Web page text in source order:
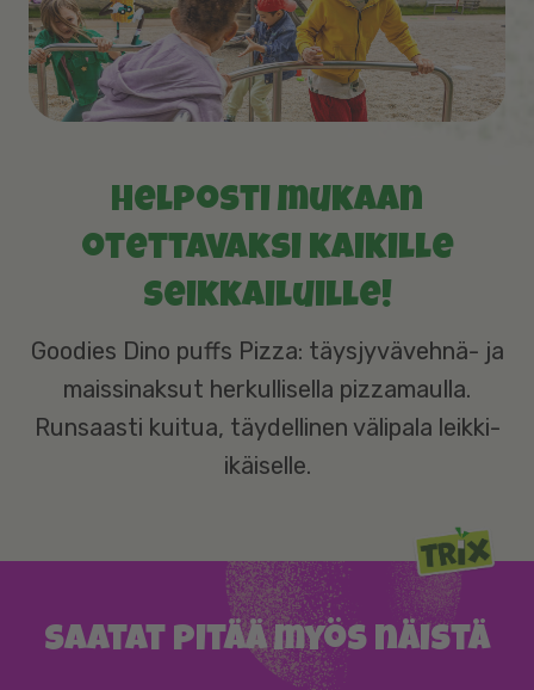
Helposti mukaan
otettavaksi kaikille
seikkailuille!
Goodies Dino puffs Pizza: täysjyvävehnä- ja
maissinaksut herkullisella pizzamaulla.
Runsaasti kuitua, täydellinen välipala leikki-
ikäiselle.
Saatat pitää myös näistä